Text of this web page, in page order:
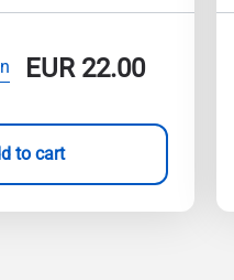
EUR22.00
to cart